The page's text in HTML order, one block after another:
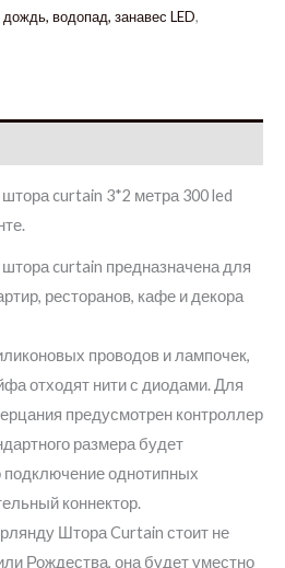
водопад, занавес LED,
curtain 3*2 метра 300 led
curtain предназначена для
ресторанов, кафе и декора
проводов и лампочек,
отходят нити с диодами. Для
предусмотрен контроллер
размера будет
подключение однотипных
коннектор.
Штора Curtain стоит не
Рождества, она будет уместно